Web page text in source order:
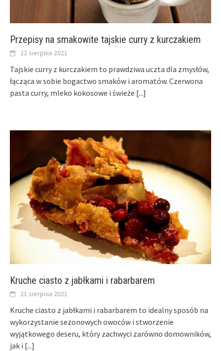
Przepisy na smakowite tajskie curry z kurczakiem
22 sierpnia 2021
Tajskie curry z kurczakiem to prawdziwa uczta dla zmysłów,
łącząca w sobie bogactwo smaków i aromatów. Czerwona
pasta curry, mleko kokosowe i świeże [...]
Kruche ciasto z jabłkami i rabarbarem
21 sierpnia 2021
Kruche ciasto z jabłkami i rabarbarem to idealny sposób na
wykorzystanie sezonowych owoców i stworzenie
wyjątkowego deseru, który zachwyci zarówno domowników,
jak i [...]